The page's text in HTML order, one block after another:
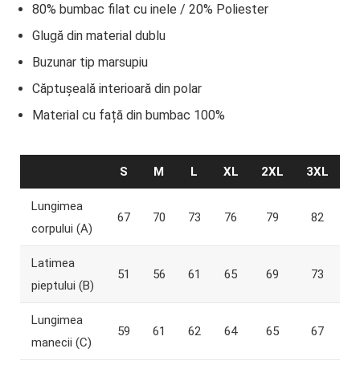
80% bumbac filat cu inele / 20% Poliester
Glugă din material dublu
Buzunar tip marsupiu
Căptușeală interioară din polar
Material cu față din bumbac 100%
S M L XL 2XL 3XL
Lungimea
corpului (A)
67 70 73 76 79 82
Latimea
pieptului (B)
51 56 61 65 69 73
Lungimea
manecii (C)
59 61 62 64 65 67